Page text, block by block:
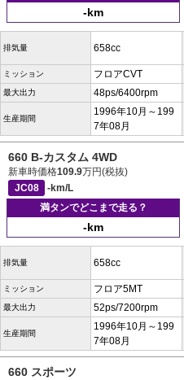
-km
排気量 658cc
ミッション フロアCVT
最大出力 48ps/6400rpm
生産期間
1996年10月～199
7年08月
660 B-カスタム 4WD
新車時価格109.9万円(税抜)
JC08
-km/L
満タンでどこまで走る？
-km
排気量 658cc
ミッション フロア5MT
最大出力 52ps/7200rpm
生産期間
1996年10月～199
7年08月
660 スポーツ